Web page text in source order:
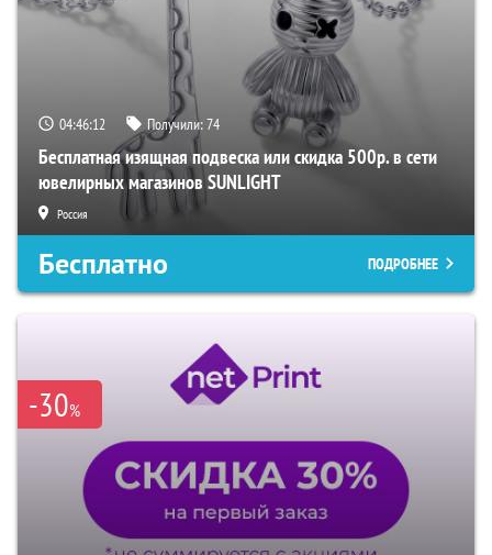
04:46:11 Получили:74
Бесплатная изящная подвеска или скидка 500р. в сети
ювелирных магазинов SUNLIGHT
Россия
Бесплатно ПОДРОБНЕЕ
-30%